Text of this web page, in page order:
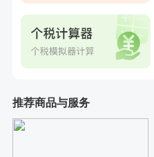
推荐商品与服务